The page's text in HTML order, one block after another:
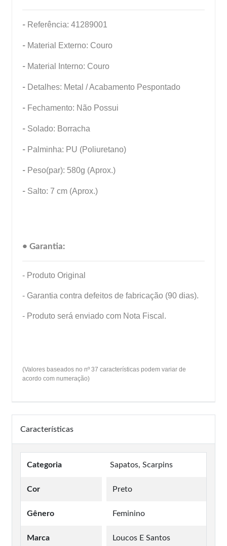
- Referência: 41289001
- Material Externo: Couro
- Material Interno: Couro
- Detalhes: Metal / Acabamento Pespontado
- Fechamento: Não Possui
- Solado: Borracha
- Palminha: PU (Poliuretano)
- Peso(par): 580g (Aprox.)
- Salto: 7 cm (Aprox.)
• Garantia:
- Produto Original
- Garantia contra defeitos de fabricação (90 dias).
- Produto será enviado com Nota Fiscal.
(Valores baseados no nº 37 características podem variar de
acordo com numeração)
Características
Categoria Sapatos, Scarpins
Cor Preto
Gênero Feminino
Marca Loucos E Santos